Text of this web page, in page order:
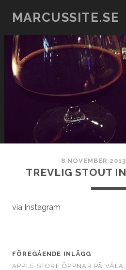
MARCUSSITE.SE
8 NOVEMBER 2013
TREVLIG STOUT
via Instagram
FÖREGÅENDE INLÄGG
APPLE STORE ÖPPNAR PÅ VÄLA